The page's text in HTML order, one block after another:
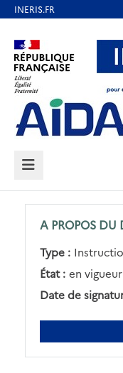
contenu
principal
Aller au contenu
Aller au pied de
MENU
A PROPOS DU
Type :
État : en vigueur
Date de